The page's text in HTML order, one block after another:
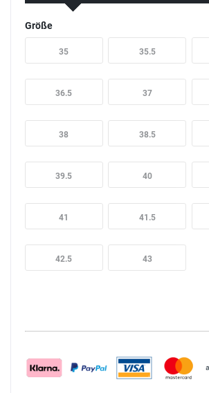
Größe
35 35.5
36.5 37
38 38.5
39.5 40
41 41.5
42.5 43